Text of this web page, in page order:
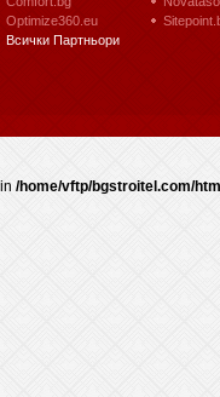
Optimize360.eu
Всички Партньори
/home/vftp/bgstroitel.com/